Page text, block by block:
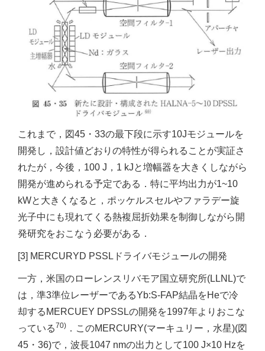
これまで，図45・33の最下段に示す10Jモジュールを
開発し，設計値どおりの特性が得られることが実証さ
れたが，今後，100 J，1 kJと増幅器を大きくしながら
開発が進められる予定である．特に平均出力が1~10
kWと大きくなると，ポッケルスセルやファラデー旋
光子中にも現れてくる熱複屈折効果を制御しながら開
発研究をおこなう必要がある．
[3] MERCURYD PSSLドライバモジュールの開発
一方，米国のローレンスリバモア国立研究所(LLNL)で
は，準3準位レーザーであるYb:S-FAP結晶をHeで冷
却するMERCUEY DPSSLの開発を1997年よりおこな
っている70) ．このMERCURY(マーキュリー，水星)(図
45・36)で，波長1047 nmの出力として100 J×10 Hzを